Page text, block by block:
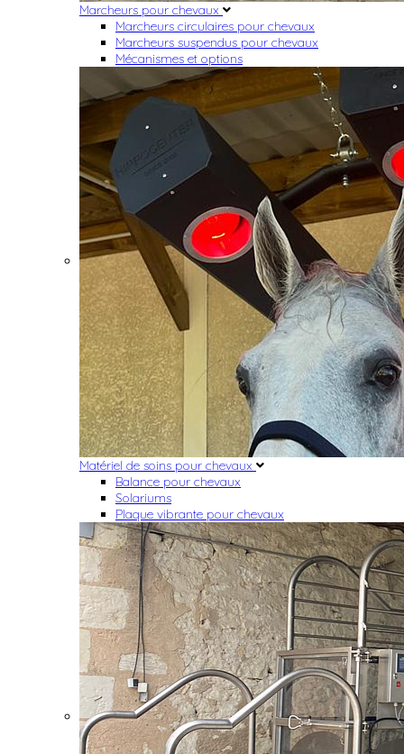
Marcheurs pour chevaux
Marcheurs circulaires pour chevaux
Marcheurs suspendus pour chevaux
Mécanismes et options
Matériel de soins pour chevaux
Balance pour chevaux
Solariums
Plaque vibrante pour chevaux